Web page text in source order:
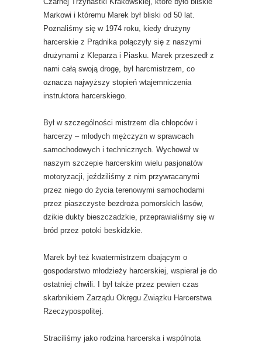
Markowi i któremu Marek był bliski od 50 lat.
Poznaliśmy się w 1974 roku, kiedy drużyny
harcerskie z Prądnika połączyły się z naszymi
drużynami z Kleparza i Piasku. Marek przeszedł z
nami całą swoją drogę, był harcmistrzem, co
oznacza najwyższy stopień wtajemniczenia
instruktora harcerskiego.
Był w szczególności mistrzem dla chłopców i
harcerzy – młodych mężczyzn w sprawcach
samochodowych i technicznych. Wychował w
naszym szczepie harcerskim wielu pasjonatów
motoryzacji, jeździliśmy z nim przywracanymi
przez niego do życia terenowymi samochodami
przez piaszczyste bezdroża pomorskich lasów,
dzikie dukty bieszczadzkie, przeprawialiśmy się w
bród przez potoki beskidzkie.
Marek był też kwatermistrzem dbającym o
gospodarstwo młodzieży harcerskiej, wspierał je do
ostatniej chwili. I był także przez pewien czas
skarbnikiem Zarządu Okręgu Związku Harcerstwa
Rzeczypospolitej.
Straciliśmy jako rodzina harcerska i wspólnota